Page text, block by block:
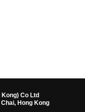
Kong) Co Ltd
Hong Kong